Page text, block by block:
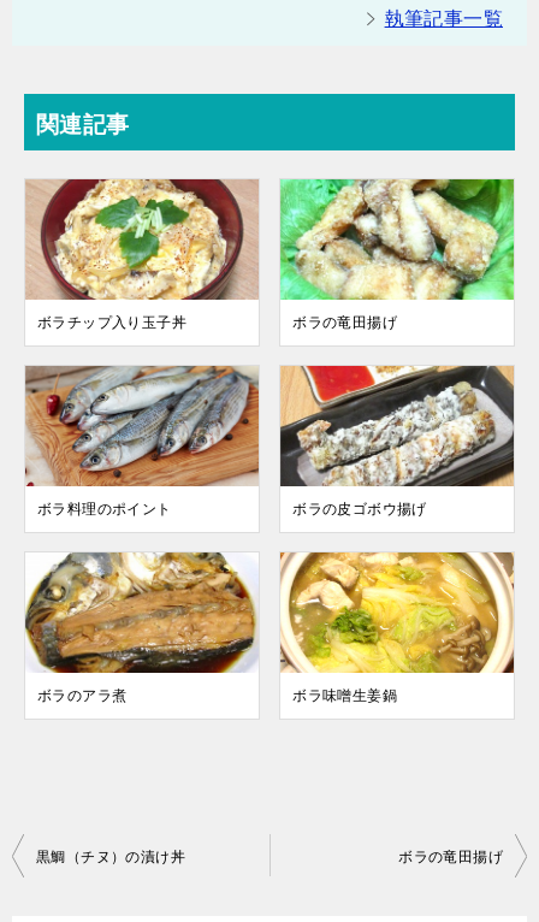
執筆記事一覧
関連記事
ボラチップ入り玉子丼 ボラの竜田揚げ
ボラ料理のポイント ボラの皮ゴボウ揚げ
ボラのアラ煮 ボラ味噌生姜鍋
投
黒鯛（チヌ）の漬け丼 ボラの竜田揚げ